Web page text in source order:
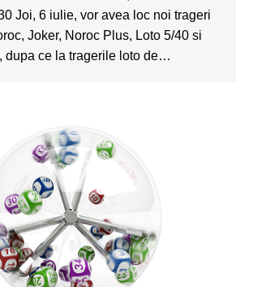
Joi, 6 iulie, vor avea loc noi trageri
Joker, Noroc Plus, Loto 5/40 si
dupa ce la tragerile loto de…